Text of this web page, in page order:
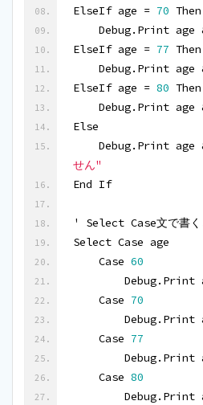
ElseIf age = 70 Then
Debug.Print age
ElseIf age = 77 Then
Debug.Print age
ElseIf age = 80 Then
Debug.Print age
Else
Debug.Print age
せん"
End If
' Select Case文で書く
Select Case age
    Case
60
    Case
70
    Case
77
    Case
80